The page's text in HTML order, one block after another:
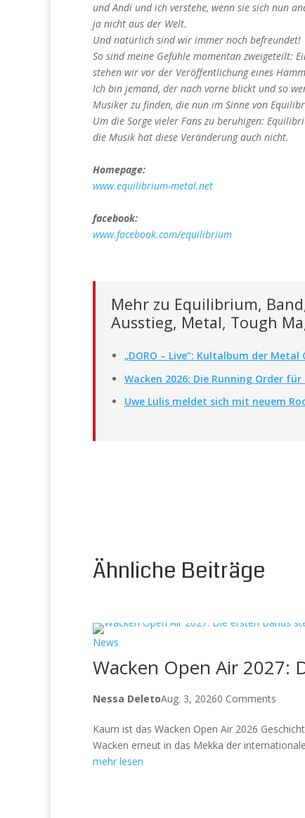
und Andi und ich verstehe, wenn sie sich nun
ja nicht aus der Welt.
Und natürlich sind wir immer noch befreundet!
So sind meine Gefühle momentan zweigeteilt:
stehen wir vor der Veröffentlichung eines
Ich bin jemand, der nach vorne blickt und so
Musiker zu finden, die nun im Sinne von
Um die Sorge vieler Fans zu beruhigen:
die Musik hat diese Veränderung auch nicht.
Homepage:
www.equilibrium-metal.net
facebook:
www.facebook.com/equilibrium
Mehr zu Equilibrium,
Ausstieg, Metal, Tough
„DORO – Live“: Kultalbum der
Wacken 2026: Die Running Order
Uwe Lulis meldet sich mit neuem
Ähnliche Beiträge
News
Wacken Open Air 2027:
Nessa DeletoAug. 3, 20260 Comments
Kaum ist das Wacken Open Air 2026
Wacken erneut in das Mekka der
mehr lesen